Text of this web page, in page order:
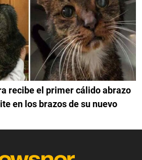
recibe el primer cálido abrazo
en los brazos de su nuevo